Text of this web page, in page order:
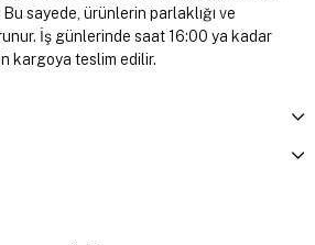
sayede, ürünlerin parlaklığı ve
İş günlerinde saat 16:00 ya kadar
kargoya teslim edilir.